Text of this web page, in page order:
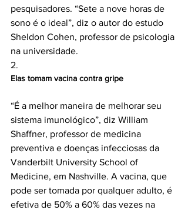
pesquisadores. “Sete a nove horas de
sono é o ideal”, diz o autor do estudo
Sheldon Cohen, professor de psicologia
na universidade.
2.
Elas tomam vacina contra gripe
“É a melhor maneira de melhorar seu
sistema imunológico”, diz William
Shaffner, professor de medicina
preventiva e doenças infecciosas da
Vanderbilt University School of
Medicine, em Nashville. A vacina, que
pode ser tomada por qualquer adulto, é
efetiva de 50% a 60% das vezes na